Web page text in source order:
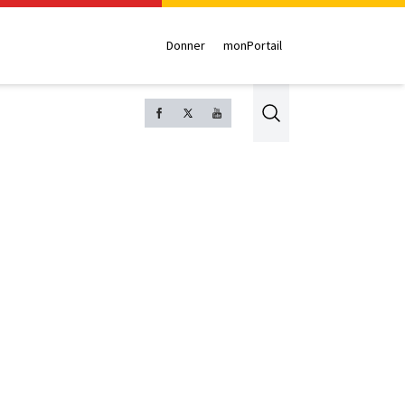
Donner monPortail
Search